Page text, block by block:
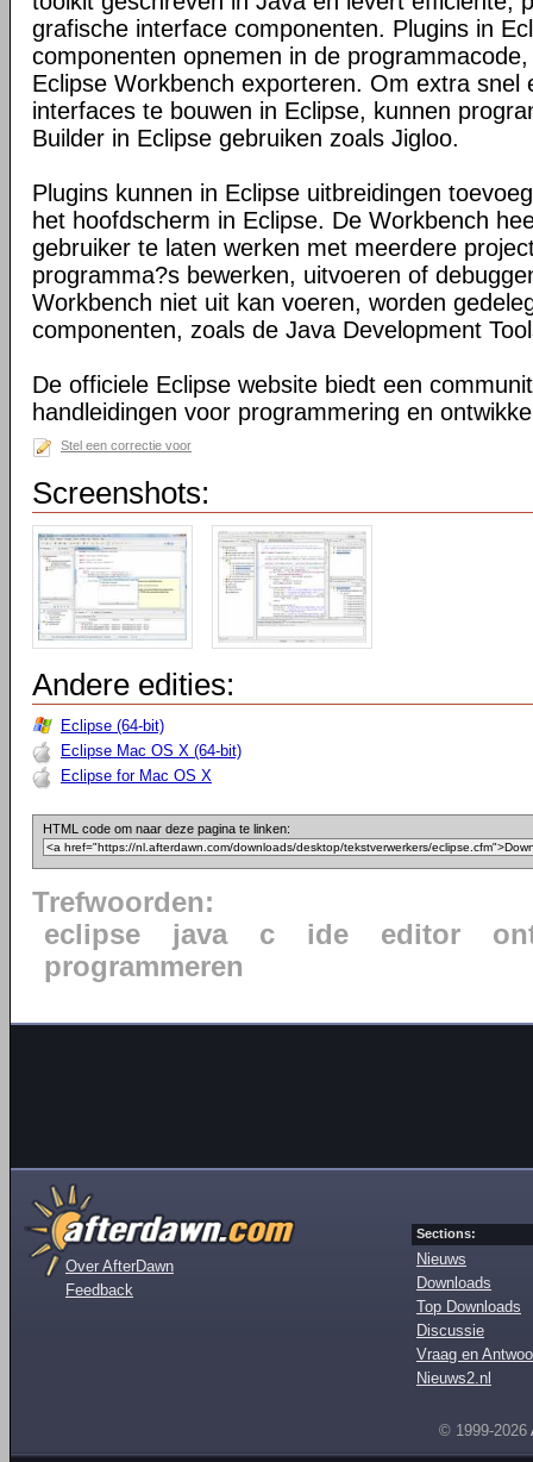
grafische interface componenten. Plugins in
componenten opnemen in de
Eclipse Workbench exporteren. Om extra snel
interfaces te bouwen in Eclipse, kunnen
Builder in Eclipse gebruiken zoals Jigloo.
Plugins kunnen in Eclipse uitbreidingen
het hoofdscherm in Eclipse. De Workbench
gebruiker te laten werken met meerdere
programma?s bewerken, uitvoeren of
Workbench niet uit kan voeren, worden
componenten, zoals de Java Development
De officiele Eclipse website biedt een
handleidingen voor programmering en
Stel een correctie voor
Screenshots:
Andere edities:
Eclipse (64-bit)
Eclipse Mac OS X (64-bit)
Eclipse for Mac OS X
HTML code om naar deze pagina te linken:
Trefwoorden:
eclipse
java c ide editor
programmeren
Over AfterDawn
Feedback
Sections:
Nieuws
Downloads
Top Downloads
Discussie
Vraag en
Nieuws2.nl
© 1999-2026